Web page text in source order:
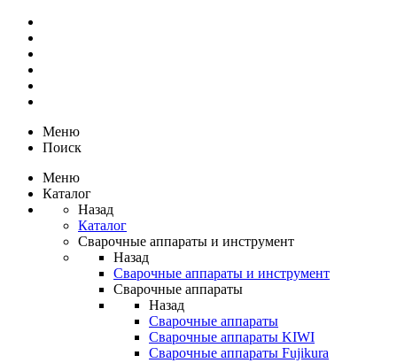
Меню
Поиск
Меню
Каталог
Назад
Каталог
Сварочные аппараты и инструмент
Назад
Сварочные аппараты и инструмент
Сварочные аппараты
Назад
Сварочные аппараты
Сварочные аппараты KIWI
Сварочные аппараты Fujikura